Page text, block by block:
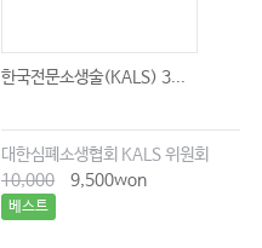
한국전문소생술(KALS) 3...
대한심폐소생협회 KALS 위원회
10,000
9,500won
베스트